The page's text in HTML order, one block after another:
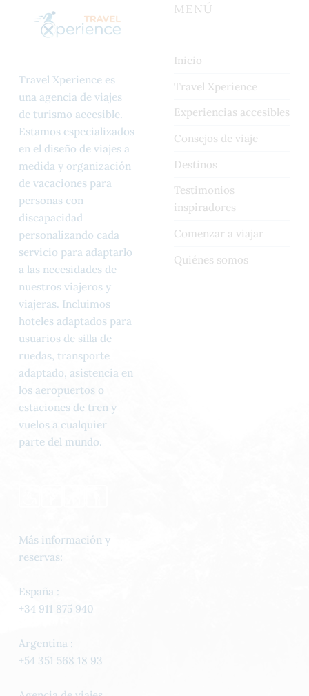
Travel Xperience es
una agencia de viajes
de turismo accesible.
Estamos especializados
en el diseño de viajes a
medida y organización
de vacaciones para
personas con
discapacidad
personalizando cada
servicio para adaptarlo
a las necesidades de
nuestros viajeros y
viajeras. Incluimos
hoteles adaptados para
usuarios de silla de
ruedas, transporte
adaptado, asistencia en
los aeropuertos o
estaciones de tren y
vuelos a cualquier
parte del mundo.
MENÚ
Inicio
Travel Xperience
Experiencias accesibles
Consejos de viaje
Destinos
Testimonios
inspiradores
Comenzar a viajar
Quiénes somos
Más información y
reservas:
España :
+34 911 875 940
Argentina :
+54 351 568 18 93